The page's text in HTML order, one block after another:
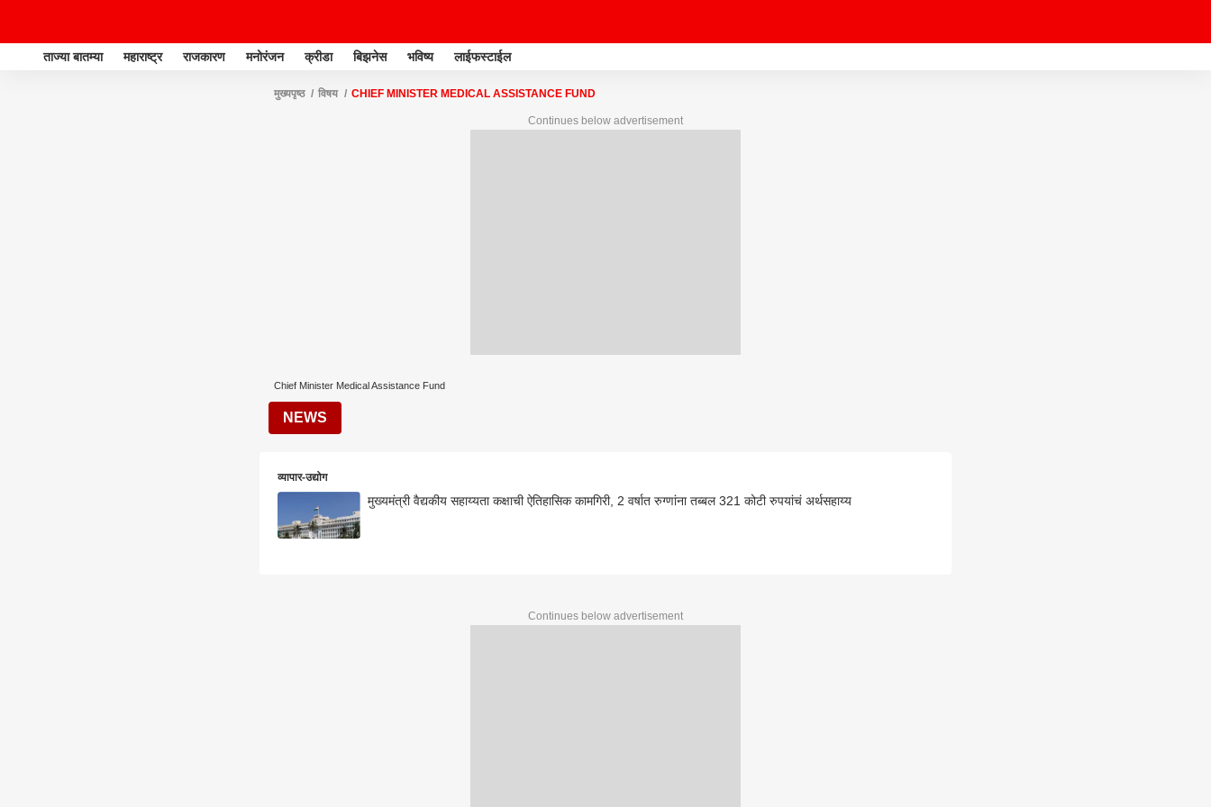
ताज्या बातम्या महाराष्ट्र राजकारण मनोरंजन क्रीडा बिझनेस भविष्य लाईफस्टाईल
मुख्यपृष्ठ विषय CHIEF MINISTER MEDICAL ASSISTANCE FUND
Continues below advertisement
Chief Minister Medical Assistance Fund
NEWS
व्यापार-उद्योग
मुख्यमंत्री वैद्यकीय सहाय्यता कक्षाची ऐतिहासिक कामगिरी, 2 वर्षात रुग्णांना तब्बल 321 कोटी रुपयांचं अर्थसहाय्य
Continues below advertisement